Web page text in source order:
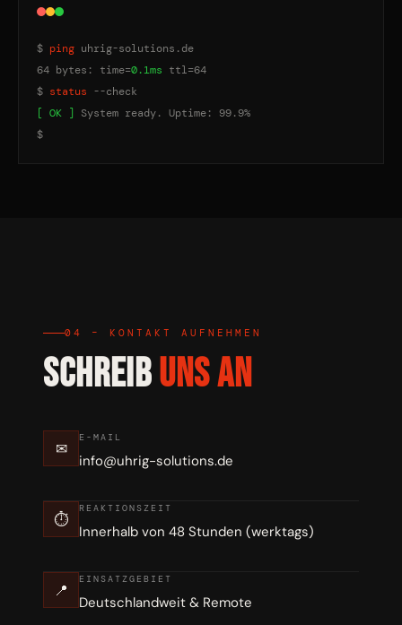
$ ping uhrig-solutions.de
64 bytes: time=0.1ms ttl=64
$ status --check
[ OK ]
System ready. Uptime: 99.9%
$
04 – KONTAKT AUFNEHMEN
SCHREIBUNS AN
✉
E-MAIL
info@uhrig-solutions.de
⏱
REAKTIONSZEIT
Innerhalb von 48 Stunden (werktags)
📍
EINSATZGEBIET
Deutschlandweit & Remote